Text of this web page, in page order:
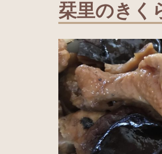
栞里のきく